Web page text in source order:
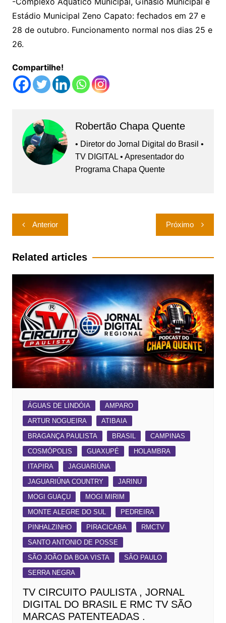
Estádio Municipal Zeno Capato: fechados em 27 e
28 de outubro. Funcionamento normal nos dias 25 e
26.
Compartilhe!
Robertão Chapa Quente
• Diretor do Jornal Digital do Brasil •
TV DIGITAL • Apresentador do
Programa Chapa Quente
Navegação
de
Post
Anterior Próximo
Related articles
ÁGUAS DE LINDÓIA
AMPARO
ARTUR NOGUEIRA
ATIBAIA
BRAGANÇA PAULISTA
BRASIL
CAMPINAS
COSMÓPOLIS
GUAXUPÉ
HOLAMBRA
ITAPIRA
JAGUARIÚNA
JAGUARIÚNA COUNTRY
JARINU
MOGI GUAÇU
MOGI MIRIM
MONTE ALEGRE DO SUL
PEDREIRA
PINHALZINHO
PIRACICABA
RMCTV
SANTO ANTONIO DE POSSE
SÃO JOÃO DA BOA VISTA
SÃO PAULO
SERRA NEGRA
TV CIRCUITO PAULISTA , JORNAL
DIGITAL DO BRASIL E RMC TV SÃO
MARCAS PATENTEADAS .